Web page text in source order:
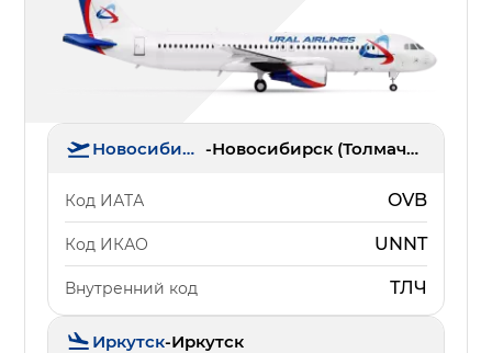
Новосибирск - Новосибирск (Толмачёво)
Код ИАТА OVB
Код ИКАО UNNT
Внутренний код ТЛЧ
Иркутск-Иркутск